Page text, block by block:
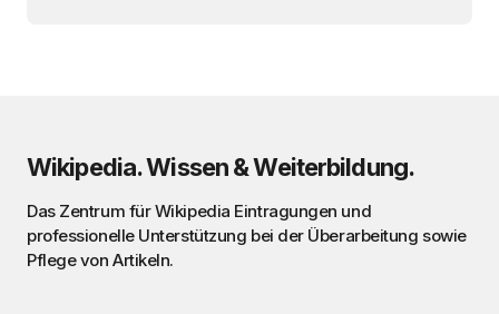
Wikipedia. Wissen & Weiterbildung.
Das Zentrum für Wikipedia Eintragungen und
professionelle Unterstützung bei der Überarbeitung sowie
Pflege von Artikeln.